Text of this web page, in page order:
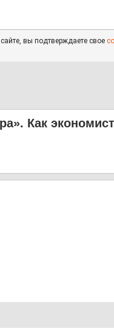
вы подтверждаете свое
Как